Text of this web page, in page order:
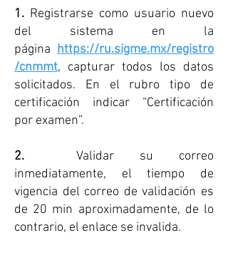
​​1. Registrarse como usuario nuevo
del sistema en la
página https://ru.sigme.mx/registro
/cnmmt, capturar todos los datos
solicitados. En el rubro tipo de
certificación indicar “Certificación
por examen”.
2. Validar su correo
inmediatamente, el tiempo de
vigencia del correo de validación es
de 20 min aproximadamente, de lo
contrario, el enlace se invalida.